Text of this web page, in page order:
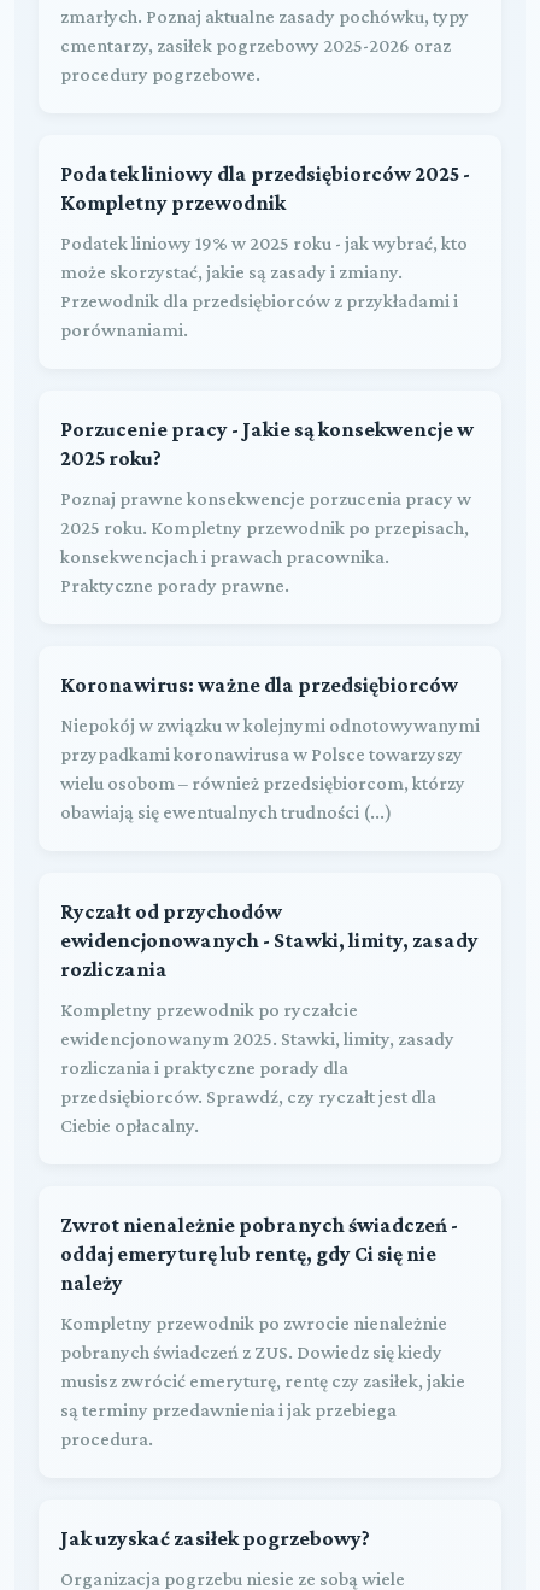
zmarłych. Poznaj aktualne zasady pochówku, typy
cmentarzy, zasiłek pogrzebowy 2025-2026 oraz
procedury pogrzebowe.
Podatek liniowy dla przedsiębiorców 2025 -
Kompletny przewodnik
Podatek liniowy 19% w 2025 roku - jak wybrać, kto
może skorzystać, jakie są zasady i zmiany.
Przewodnik dla przedsiębiorców z przykładami i
porównaniami.
Porzucenie pracy - Jakie są konsekwencje w
2025 roku?
Poznaj prawne konsekwencje porzucenia pracy w
2025 roku. Kompletny przewodnik po przepisach,
konsekwencjach i prawach pracownika.
Praktyczne porady prawne.
Koronawirus: ważne dla przedsiębiorców
Niepokój w związku w kolejnymi odnotowywanymi
przypadkami koronawirusa w Polsce towarzyszy
wielu osobom – również przedsiębiorcom, którzy
obawiają się ewentualnych trudności (...)
Ryczałt od przychodów
ewidencjonowanych - Stawki, limity, zasady
rozliczania
Kompletny przewodnik po ryczałcie
ewidencjonowanym 2025. Stawki, limity, zasady
rozliczania i praktyczne porady dla
przedsiębiorców. Sprawdź, czy ryczałt jest dla
Ciebie opłacalny.
Zwrot nienależnie pobranych świadczeń -
oddaj emeryturę lub rentę, gdy Ci się nie
należy
Kompletny przewodnik po zwrocie nienależnie
pobranych świadczeń z ZUS. Dowiedz się kiedy
musisz zwrócić emeryturę, rentę czy zasiłek, jakie
są terminy przedawnienia i jak przebiega
procedura.
Jak uzyskać zasiłek pogrzebowy?
Organizacja pogrzebu niesie ze sobą wiele